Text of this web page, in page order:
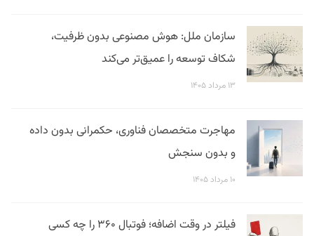
سازمان ملل: هوش مصنوعی بدون ظرفیت،
شکاف توسعه را عمیق‌تر می‌کند
۱۳ مرداد ۱۴۰۵
مهاجرت متخصصان فناوری، حکمرانی بدون داده
و بدون سنجش
۱۰ مرداد ۱۴۰۵
فیلتر در وقت اضافه؛ فوتبال ۳۶۰ را چه کسی